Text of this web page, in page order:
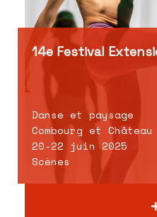
14e Festival
Danse et paysage
Combourg et
20-22 juin 2025
Scènes